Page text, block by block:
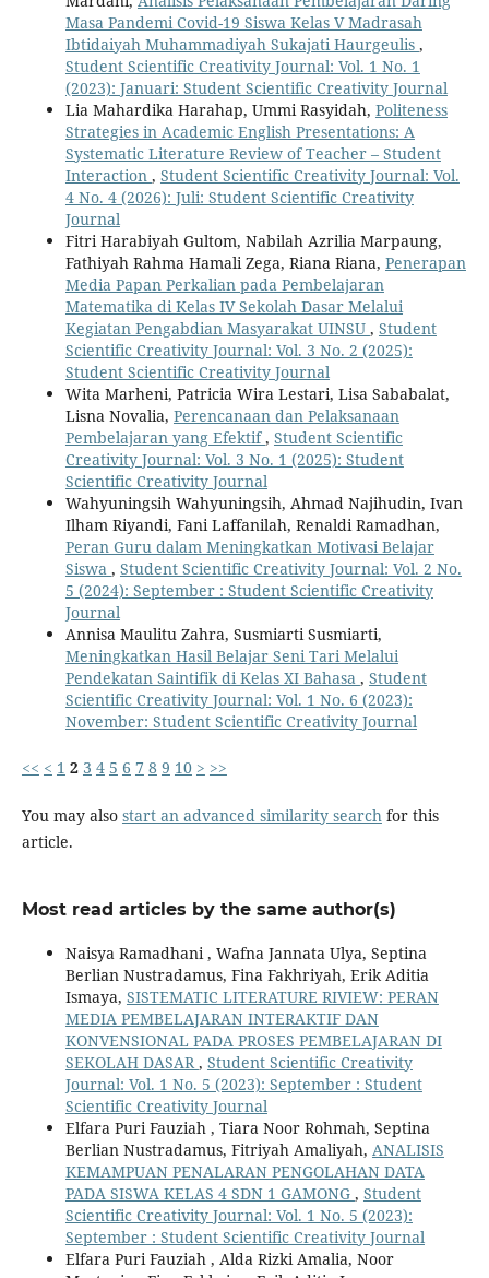
Masa Pandemi Covid-19 Siswa Kelas V Madrasah
Ibtidaiyah Muhammadiyah Sukajati Haurgeulis ,
Student Scientific Creativity Journal: Vol. 1 No. 1
(2023): Januari: Student Scientific Creativity Journal
Lia Mahardika Harahap, Ummi Rasyidah, Politeness
Strategies in Academic English Presentations: A
Systematic Literature Review of Teacher – Student
Interaction , Student Scientific Creativity Journal: Vol.
4 No. 4 (2026): Juli: Student Scientific Creativity
Journal
Fitri Harabiyah Gultom, Nabilah Azrilia Marpaung,
Fathiyah Rahma Hamali Zega, Riana Riana, Penerapan
Media Papan Perkalian pada Pembelajaran
Matematika di Kelas IV Sekolah Dasar Melalui
Kegiatan Pengabdian Masyarakat UINSU , Student
Scientific Creativity Journal: Vol. 3 No. 2 (2025):
Student Scientific Creativity Journal
Wita Marheni, Patricia Wira Lestari, Lisa Sababalat,
Lisna Novalia, Perencanaan dan Pelaksanaan
Pembelajaran yang Efektif, Student Scientific
Creativity Journal: Vol. 3 No. 1 (2025): Student
Scientific Creativity Journal
Wahyuningsih Wahyuningsih, Ahmad Najihudin, Ivan
Ilham Riyandi, Fani Laffanilah, Renaldi Ramadhan,
Peran Guru dalam Meningkatkan Motivasi Belajar
Siswa , Student Scientific Creativity Journal: Vol. 2 No.
5 (2024): September : Student Scientific Creativity
Journal
Annisa Maulitu Zahra, Susmiarti Susmiarti,
Meningkatkan Hasil Belajar Seni Tari Melalui
Pendekatan Saintifik di Kelas XI Bahasa , Student
Scientific Creativity Journal: Vol. 1 No. 6 (2023):
November: Student Scientific Creativity Journal
<< < 1 2 3 4 5 6 7 8 9 10 > >>
You may also start an advanced similarity search for this
article.
Most read articles by the same author(s)
Naisya Ramadhani , Wafna Jannata Ulya, Septina
Berlian Nustradamus, Fina Fakhriyah, Erik Aditia
Ismaya, SISTEMATIC LITERATURE RIVIEW: PERAN
MEDIA PEMBELAJARAN INTERAKTIF DAN
KONVENSIONAL PADA PROSES PEMBELAJARAN DI
SEKOLAH DASAR , Student Scientific Creativity
Journal: Vol. 1 No. 5 (2023): September : Student
Scientific Creativity Journal
Elfara Puri Fauziah , Tiara Noor Rohmah, Septina
Berlian Nustradamus, Fitriyah Amaliyah, ANALISIS
KEMAMPUAN PENALARAN PENGOLAHAN DATA
PADA SISWA KELAS 4 SDN 1 GAMONG , Student
Scientific Creativity Journal: Vol. 1 No. 5 (2023):
September : Student Scientific Creativity Journal
Elfara Puri Fauziah , Alda Rizki Amalia, Noor